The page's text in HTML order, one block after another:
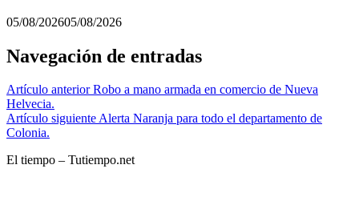
05/08/202605/08/2026
Navegación de entradas
Artículo anterior Robo a mano armada en comercio de Nueva
Helvecia.
Artículo siguienteAlerta Naranja para todo el departamento de
Colonia.
El tiempo – Tutiempo.net